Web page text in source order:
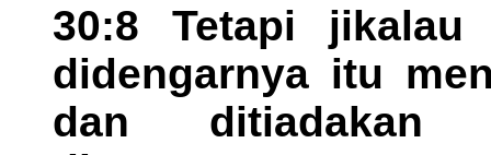
30:8 Tetapi
didengarnya itu
dan ditiadakan